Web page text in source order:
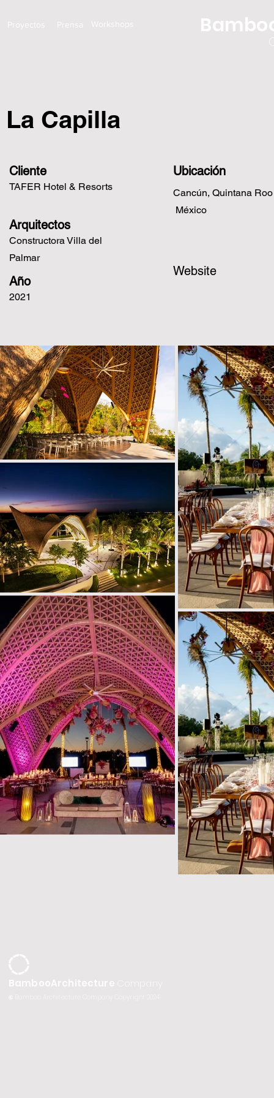
Proyectos Prensa Workshops
La Capilla
Cliente
TAFER Hotel & Resorts
Arquitectos
Constructora Villa del
Palmar
Año
2021
Ubicación
Cancún, Quintana Roo
México
Website
BambooArchitecture Company
©